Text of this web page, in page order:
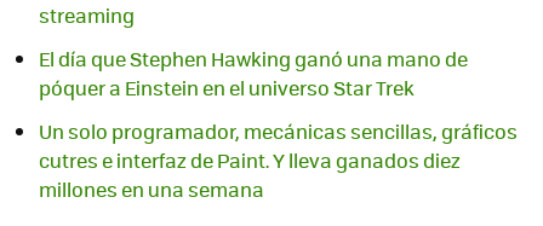
streaming
El día que Stephen Hawking ganó una mano de
póquer a Einstein en el universo Star Trek
Un solo programador, mecánicas sencillas, gráficos
cutres e interfaz de Paint. Y lleva ganados diez
millones en una semana